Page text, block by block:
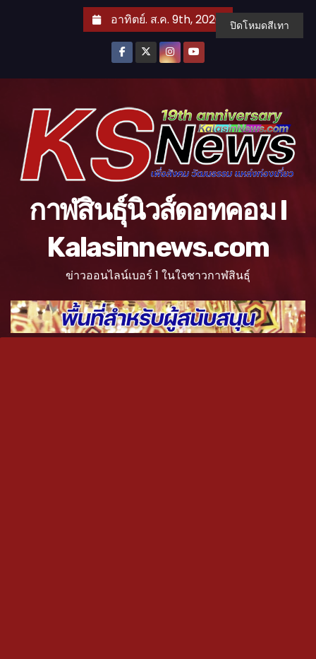
อาทิตย์. ส.ค. 9th, 2026
กาฬสินธุ์นิวส์ดอทคอม l
Kalasinnews.com
ข่าวออนไลน์เบอร์ 1 ในใจชาวกาฬสินธุ์
ปิดโหมดสีเทา